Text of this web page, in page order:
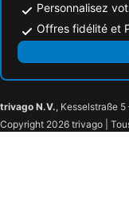
Personnalisez
Offres fidélité et
trivago N.V., Kesselstraße
Copyright 2026 trivago |